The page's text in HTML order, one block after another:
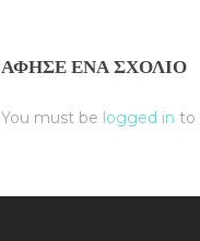
ΆΦΗΣΕ ΈΝΑ ΣΧΌΛΙΟ
You must be logged in to